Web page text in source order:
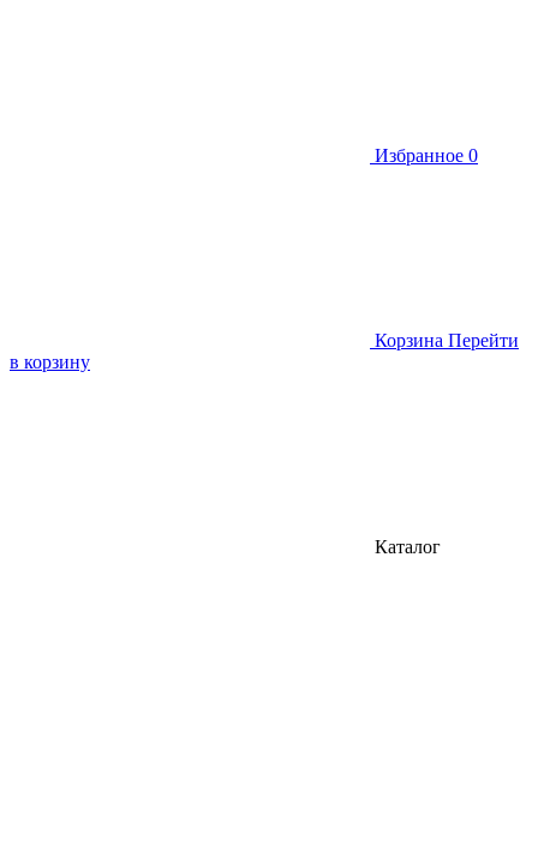
Избранное 0
Корзина Перейти
в корзину
Каталог